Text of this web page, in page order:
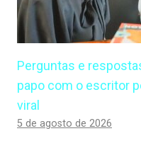
Perguntas e
papo com o escritor
viral
5 de agosto de 2026